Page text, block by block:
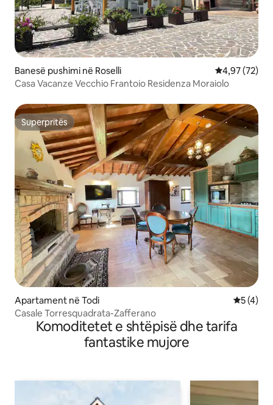
Banesë pushimi në Roselli Vlerësimi
4,97 (72)
Casa Vacanze Vecchio Frantoio Residenza Moraiolo
Superpritës
Superpritës
Apartament në Todi
5 (4)
Casale Torresquadrata-Zafferano
Komoditetet e shtëpisë dhe tarifa
fantastike mujore